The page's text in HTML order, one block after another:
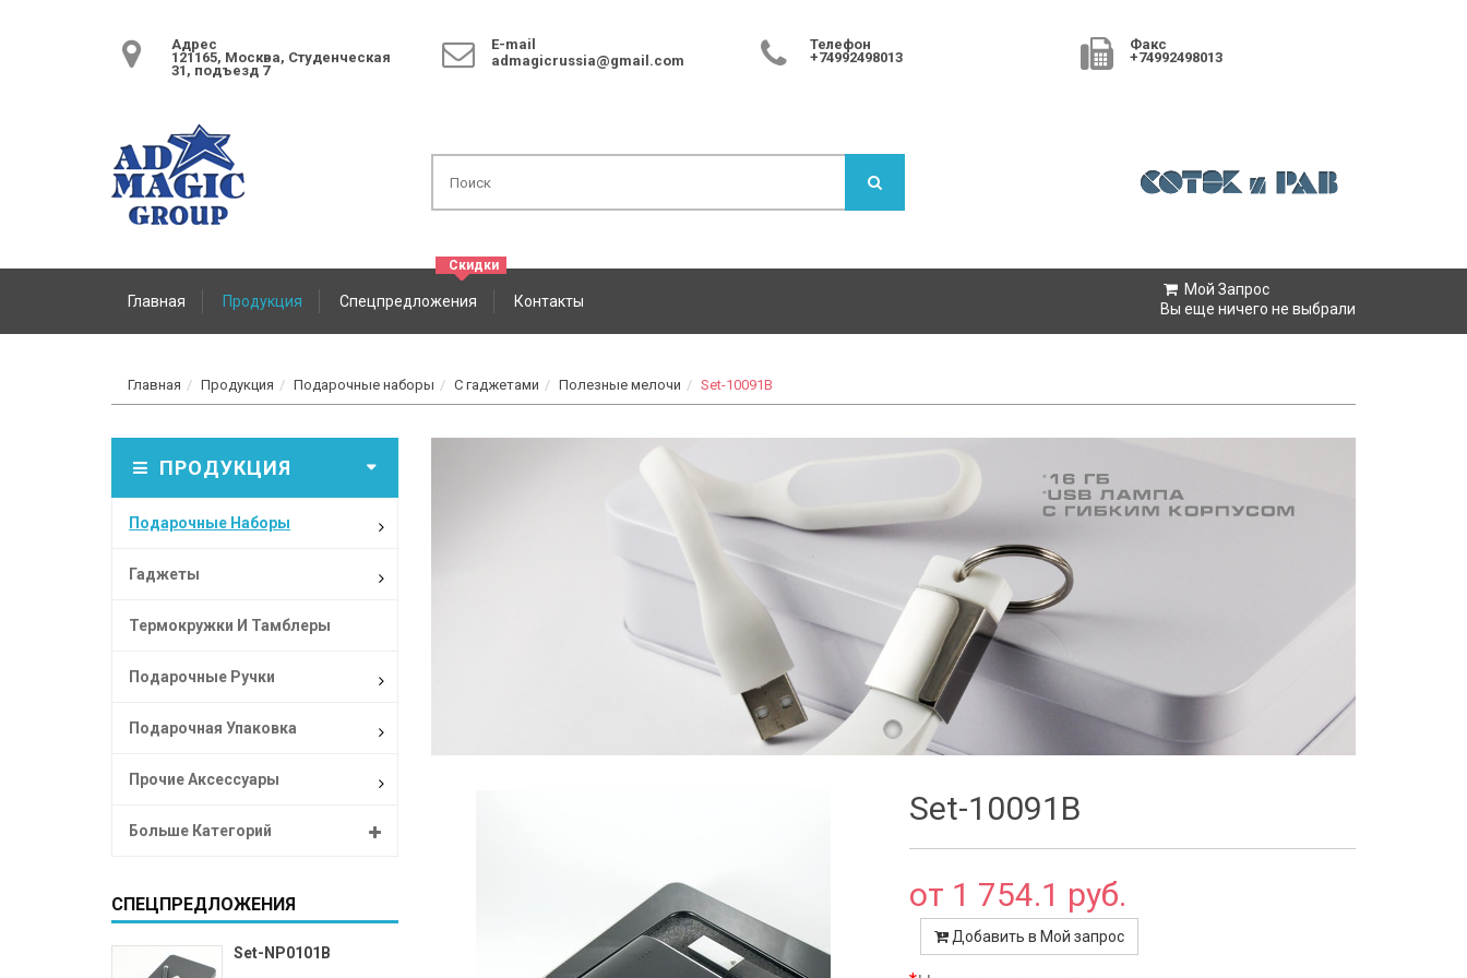
Адрес
121165, Москва, Студенческая
31, подъезд 7
E-mail
admagicrussia@gmail.com
Телефон
+74992498013
Факс
+74992498013
Главная Продукция Спецпредложения Контакты
Мой Запрос
Вы еще ничего не выбрали
Главная Продукция Подарочные наборы С гаджетами Полезные мелочи Set-10091B
ПРОДУКЦИЯ
Подарочные Наборы
Гаджеты
Термокружки И Тамблеры
Подарочные Ручки
Подарочная Упаковка
Прочие Аксессуары
Больше Категорий
СПЕЦПРЕДЛОЖЕНИЯ
Set-NP0101B Set-NP0103 Selfie Light
Set-10091B
от 1 754.1 руб.
Добавить в Мой запрос